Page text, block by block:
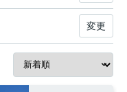
変更